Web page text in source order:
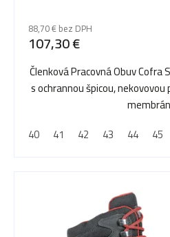
88,70 € bez DPH
107,30 €
Členková Pracovná Obuv Cofra
s ochrannou špicou,
40
41 42 43 44 45